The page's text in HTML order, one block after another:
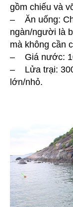
gồm chiếu và
– Ăn uống:
ngàn/người là
mà không cần
– Giá nước:
– Lửa trại:
lớn/nhỏ.